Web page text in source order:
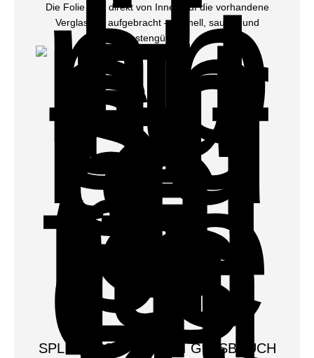
Die Folie wird direkt von Innen auf die vorhandene
Verglasung aufgebracht – schnell, sauber und
kostengünstig.
SPLITTERSCHUTZ BEI GLASBRUCH